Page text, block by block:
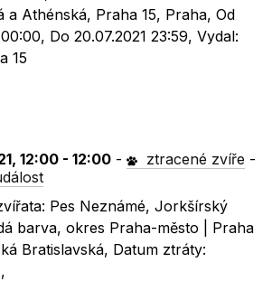
a Athénská, Praha 15, Praha, Od
Do 20.07.2021 23:59, Vydal:
15
12:00 - 12:00 - ztracené zvíře -
Pes Neznámé, Jorkšírský
barva, okres Praha-město | Praha
Bratislavská, Datum ztráty: